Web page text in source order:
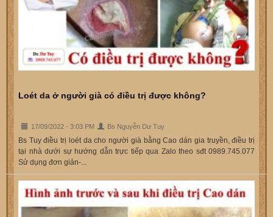
Loét da ở người già có điều trị được không?
17/09/2022 - 3:03 PM Bs Nguyễn Dư Tuy
Bs Tuy điều trị loét da cho người già bằng Cao dán gia truyền, điều trị
tại nhà dưới sự hướng dẫn trực tiếp qua Zalo theo sđt 0989.745.077
Sử dụng đơn giản-...